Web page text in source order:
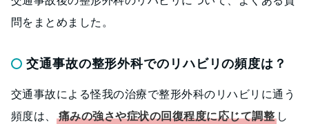
問をまとめました。
交通事故の整形外科でのリハビリの頻度は？
交通事故による怪我の治療で整形外科のリハビリに通う
頻度は、
痛みの強さや症状の回復程度に応じて調整 し